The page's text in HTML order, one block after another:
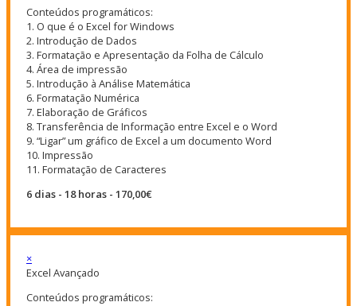
Conteúdos programáticos:
1. O que é o Excel for Windows
2. Introdução de Dados
3. Formatação e Apresentação da Folha de Cálculo
4. Área de impressão
5. Introdução à Análise Matemática
6. Formatação Numérica
7. Elaboração de Gráficos
8. Transferência de Informação entre Excel e o Word
9. “Ligar” um gráfico de Excel a um documento Word
10. Impressão
11. Formatação de Caracteres
6 dias - 18 horas - 170,00€
×
Excel Avançado
Conteúdos programáticos: